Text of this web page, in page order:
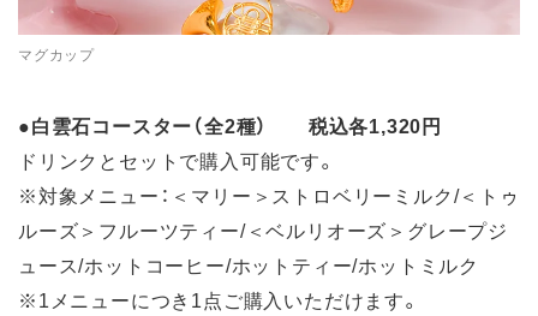
マグカップ
●白雲石コースター（全2種） 税込各1,320円
ドリンクとセットで購入可能です。
※対象メニュー：＜マリー＞ストロベリーミルク/＜トゥ
ルーズ＞フルーツティー/＜ベルリオーズ＞グレープジ
ュース/ホットコーヒー/ホットティー/ホットミルク
※1メニューにつき1点ご購入いただけます。